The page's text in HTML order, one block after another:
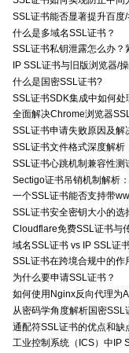
SSL证书能否显著提升百度/
什么是多域名SSL证书？
SSL证书私钥泄露怎么办？
IP SSL证书与旧版浏览器/
什么是国密SSL证书?
SSL证书SDK集成中如何处
全面解决Chrome浏览器
SSL证书申请失败原因及解
SSL证书文件格式深度解
SSL证书心跳机制兼容性测
Sectigo证书吊销机制解析
一个SSL证书能否支持带
SSL证书安全密钥大小的选
Cloudflare免费SSL证书与
域名SSL证书 vs IP SSL证
SSL证书在跨境合规中的作
为什么要申请SSL证书？
如何使用Nginx反向代理为
从密码学角度解析国密SSL
通配符SSL证书的优点和缺
工业控制系统（ICS）中IP